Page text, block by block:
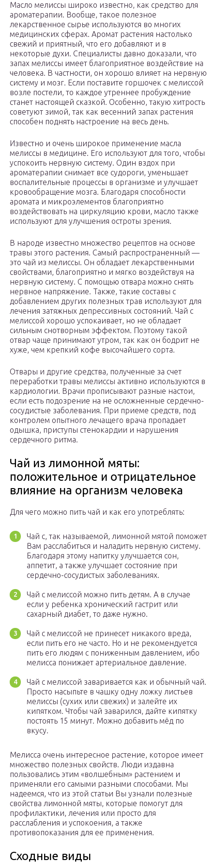
Масло мелиссы широко известно, как средство для
ароматерапии. Вообще, такое полезное
лекарственное сырье используются во многих
медицинских сферах. Аромат растения настолько
свежий и приятный, что его добавляют и в
некоторые духи. Специалисты давно доказали, что
запах мелиссы имеет благоприятное воздействие на
человека. В частности, он хорошо влияет на нервную
систему и мозг. Если поставите горшочек с мелиссой
возле постели, то каждое утреннее пробуждение
станет настоящей сказкой. Особенно, такую хитрость
советуют зимой, так как весенний запах растения
способен поднять настроение на весь день.
Известно и очень широкое применение масла
мелиссы в медицине. Его используют для того, чтобы
успокоить нервную систему. Один вздох при
ароматерапии снимает все судороги, уменьшает
воспалительные процессы в организме и улучшает
кровообращение мозга. Благодаря способности
аромата и микроэлементов благоприятно
воздействовать на циркуляцию крови, масло также
используют для улучшения остроты зрения.
В народе известно множество рецептов на основе
травы этого растения. Самый распространенный —
это чай из мелиссы. Он обладает лекарственными
свойствами, благоприятно и мягко воздействуя на
нервную систему. С помощью отвара можно снять
нервное напряжение. Также, такие составы с
добавлением других полезных трав используют для
лечения затяжных депрессивных состояний. Чай с
мелиссой хорошо успокаивает, но не обладает
сильным снотворным эффектом. Поэтому такой
отвар чаще принимают утром, так как он бодрит не
хуже, чем крепкий кофе высочайшего сорта.
Отвары и другие средства, полученные за счет
переработки травы мелиссы активно используются в
кардиологии. Врачи прописывают разные настои,
если есть подозрение на не осложненные сердечно-
сосудистые заболевания. При приеме средств, под
контролем опытного лечащего врача пропадает
одышка, приступы стенокардии и нарушения
сердечного ритма.
Чай из лимонной мяты:
положительное и отрицательное
влияние на организм человека
Для чего можно пить чай и как его употреблять:
Чай с, так называемой, лимонной мятой поможет
Вам расслабиться и наладить нервную систему.
Благодаря этому напитку улучшается сон,
аппетит, а также улучшает состояние при
сердечно-сосудистых заболеваниях.
Чай с мелиссой можно пить детям. А в случае
если у ребенка хронический гастрит или
сахарный диабет, то даже нужно.
Чай с мелиссой не принесет никакого вреда,
если пить его не часто. Но и не рекомендуется
пить его людям с пониженным давлением, ибо
мелисса понижает артериальное давление.
Чай с мелиссой заваривается как и обычный чай.
Просто насыпьте в чашку одну ложку листьев
мелиссы (сухих или свежих) и залейте их
кипятком. Чтобы чай заварился, дайте кипятку
постоять 15 минут. Можно добавить мёд по
вкусу.
Мелисса очень интересное растение, которое имеет
множество полезных свойств. Люди издавна
пользовались этим «волшебным» растением и
применяли его самыми разными способами. Мы
надеемся, что из этой статьи Вы узнали полезные
свойства лимонной мяты, которые помогут для
профилактики, лечения или просто для
расслабления и успокоения, а также
противопоказания для ее применения.
Сходные виды